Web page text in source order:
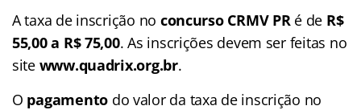
A taxa de inscrição no concurso CRMV PRé de R$
55,00 a R$ 75,00. As inscrições devem ser feitas no
site www.quadrix.org.br.
O pagamento do valor da taxa de inscrição no